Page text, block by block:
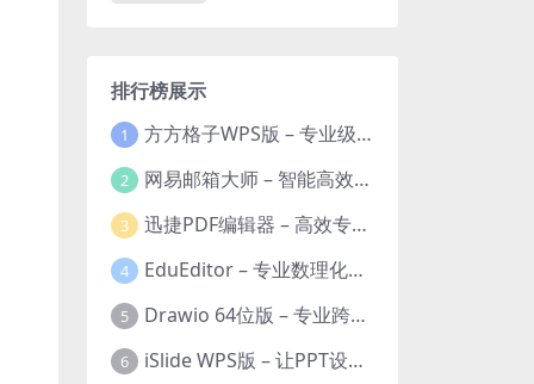
排行榜展示
1 方方格子WPS版 – 专业级Excel/WPS表格效率增强插件
2 网易邮箱大师 – 智能高效的全平台邮箱管理专家
3 迅捷PDF编辑器 – 高效专业的PDF编辑与格式处理工具
4 EduEditor – 专业数理化公式与科学文档编辑器
5 Drawio 64位版 – 专业跨平台图表设计与协作工具
6 iSlide WPS版 – 让PPT设计效率提升10倍的专业插件